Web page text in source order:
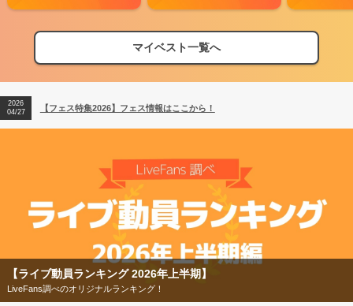
マイベスト一覧へ
【フェス特集2026】フェス情報はここから！
【ライブ動員ランキング】2026年上半期編発表！
2026
04/27
【フェス特集2026】フェス情報はここから！
2026
動員ランキング 2026年上半期】
べのオリジナルランキング！